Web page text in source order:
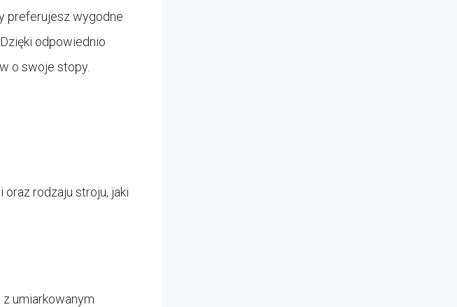
preferujesz wygodne
odpowiednio
o swoje stopy.
rodzaju stroju, jaki
umiarkowanym